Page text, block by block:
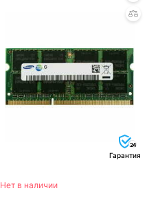
24
Гарантия
Нет в наличии